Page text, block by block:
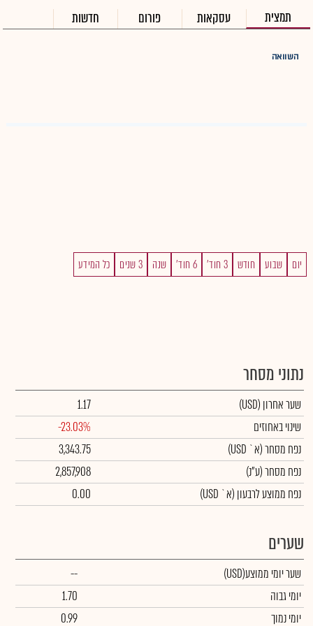
תמצית עסקאות פורום חדשות
השוואה
יום שבוע חודש 3 חוד' 6 חוד' שנה 3 שנים כל המידע
נתוני מסחר
שער אחרון (USD)
1.17
שינוי באחוזים
-23.03%
נפח מסחר(א` USD)
3,343.75
נפח מסחר(ע"נ)
2,857,908
נפח ממוצע לרבעון (א` USD)
0.00
שערים
שער יומי ממוצע(USD)
--
יומי גבוה
1.70
יומי נמוך
0.99